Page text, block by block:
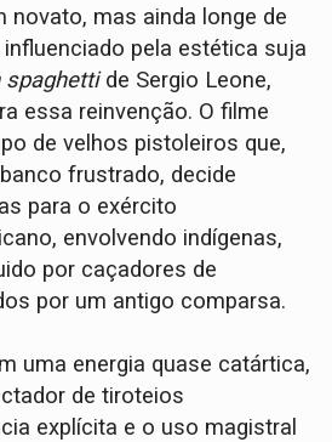
novato, mas ainda longe de
pela estética suja
spaghettide Sergio Leone,
essa reinvenção. O filme
de velhos pistoleiros que,
frustrado, decide
para o exército
envolvendo indígenas,
por caçadores de
por um antigo comparsa.
uma energia quase catártica,
de tiroteios
explícita e o uso magistral